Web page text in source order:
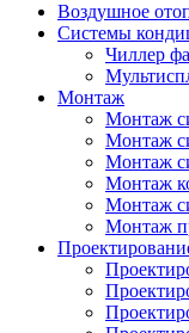
Воздушное
Системы
Чиллер
Монтаж
Монтаж
Монтаж
Монтаж
Монтаж
Монтаж
Монтаж